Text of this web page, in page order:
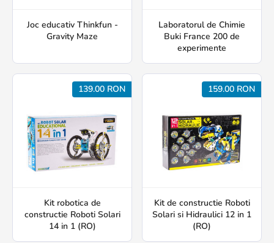
Joc educativ Thinkfun -
Gravity Maze
Laboratorul de Chimie
Buki France 200 de
experimente
139.00 RON
Kit robotica de
constructie Roboti Solari
14 in 1 (RO)
159.00 RON
Kit de constructie Roboti
Solari si Hidraulici 12 in 1
(RO)